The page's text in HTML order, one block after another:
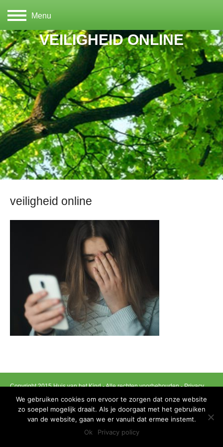
Menu
VEILIGHEID ONLINE
veiligheid online
Copyright 2015 Huis van het Kind - Alle rechten voorbehouden -Privacy
policy
Ontwikkeld door Best4u Group B.V.B.A
We gebruiken cookies om ervoor te zorgen dat onze website
zo soepel mogelijk draait. Als je doorgaat met het gebruiken
van de website, gaan we er vanuit dat ermee instemt.
Ok
Privacy policy